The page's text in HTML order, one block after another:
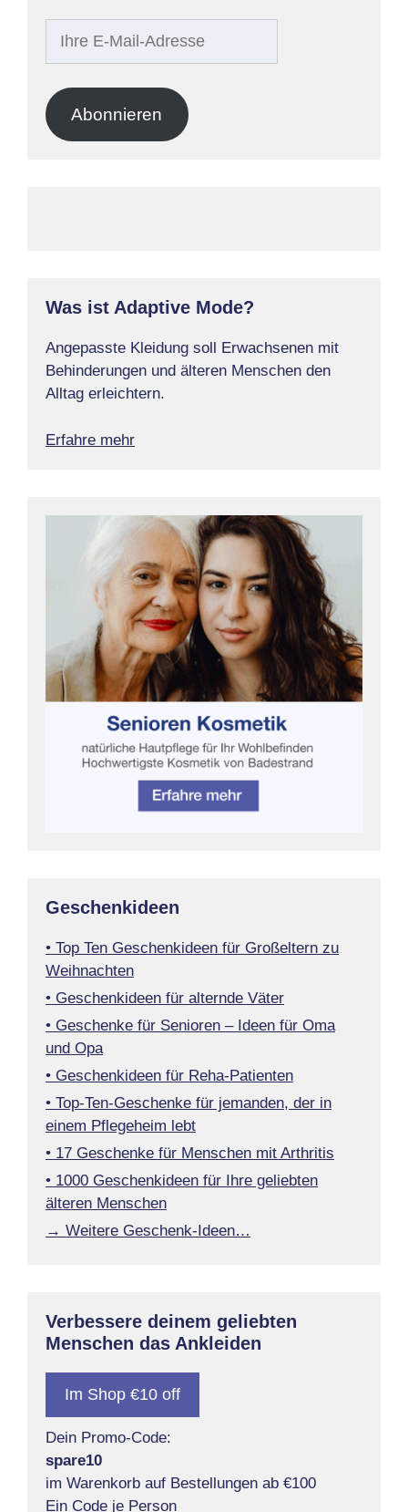
Adresse
Abonnieren
Was ist Adaptive Mode?
Angepasste Kleidung soll Erwachsenen mit
Behinderungen und älteren Menschen den
Alltag erleichtern.
Erfahre mehr
Geschenkideen
• Top Ten Geschenkideen für Großeltern zu
Weihnachten
• Geschenkideen für alternde Väter
• Geschenke für Senioren – Ideen für Oma
und Opa
• Geschenkideen für Reha-Patienten
• Top-Ten-Geschenke für jemanden, der in
einem Pflegeheim lebt
• 17 Geschenke für Menschen mit Arthritis
• 1000 Geschenkideen für Ihre geliebten
älteren Menschen
→ Weitere Geschenk-Ideen…
Verbessere deinem geliebten
Menschen das Ankleiden
Im Shop €10 off
Dein Promo-Code:
spare10
im Warenkorb auf Bestellungen ab €100
Ein Code je Person